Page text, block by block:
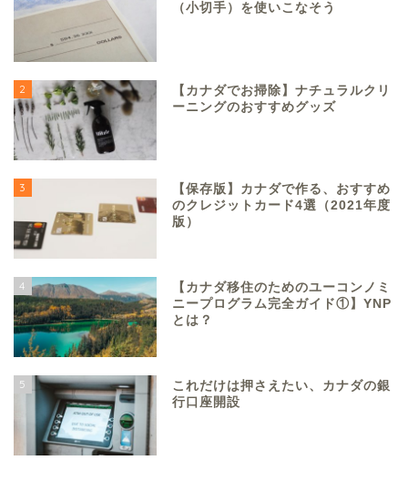
（小切手）を使いこなそう
2
【カナダでお掃除】ナチュラルクリ
ーニングのおすすめグッズ
3
【保存版】カナダで作る、おすすめ
のクレジットカード4選（2021年度
版）
4
【カナダ移住のためのユーコンノミ
ニープログラム完全ガイド①】YNP
とは？
5
これだけは押さえたい、カナダの銀
行口座開設